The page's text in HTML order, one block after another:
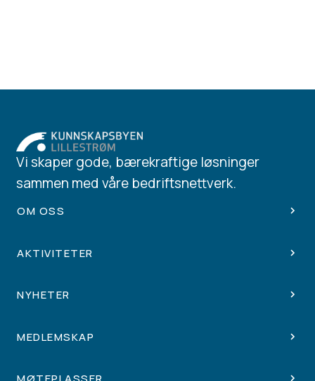
Vi skaper gode, bærekraftige løsninger
sammen med våre bedriftsnettverk.
OM OSS
AKTIVITETER
NYHETER
MEDLEMSKAP